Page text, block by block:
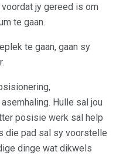
jy gereed is om
te gaan.
te gaan, gaan sy
Hulle sal jou
posisie werk sal help
die pad sal sy voorstelle
dinge wat dikwels